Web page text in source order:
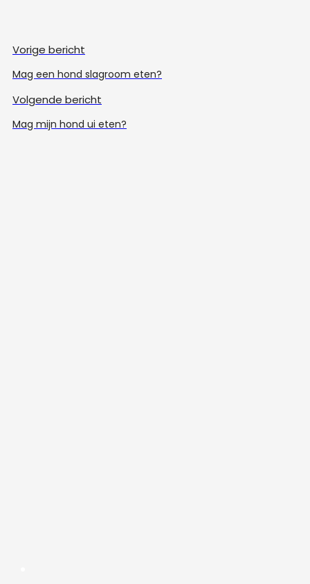
Vorige bericht
Mag een hond slagroom eten?
Volgende bericht
Mag mijn hond ui eten?